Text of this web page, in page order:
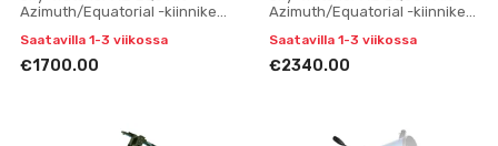
Azimuth/Equatorial -kiinnike
Saatavilla 1-3 viikossa
€1700.00
Azimuth/Equatorial -kiinnike
Saatavilla 1-3 viikossa
€2340.00